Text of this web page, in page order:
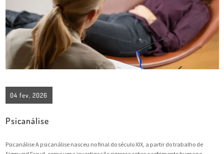
04 fev, 2026
Psicanálise
Psicanálise A psicanálise nasceu no final do século XIX, a partir do trabalho de